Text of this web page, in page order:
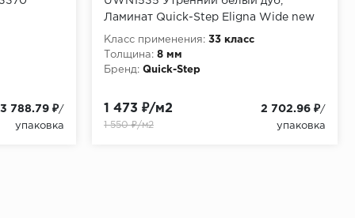
3 788.79 ₽/
упаковка
Ламинат Quick-Step Eligna Wide new
2.0
Класс применения: 33 класс
Толщина: 8 мм
Бренд: Quick-Step
1 473 ₽/м2
1 550 ₽/м2
2 702.96 ₽/
упаковка